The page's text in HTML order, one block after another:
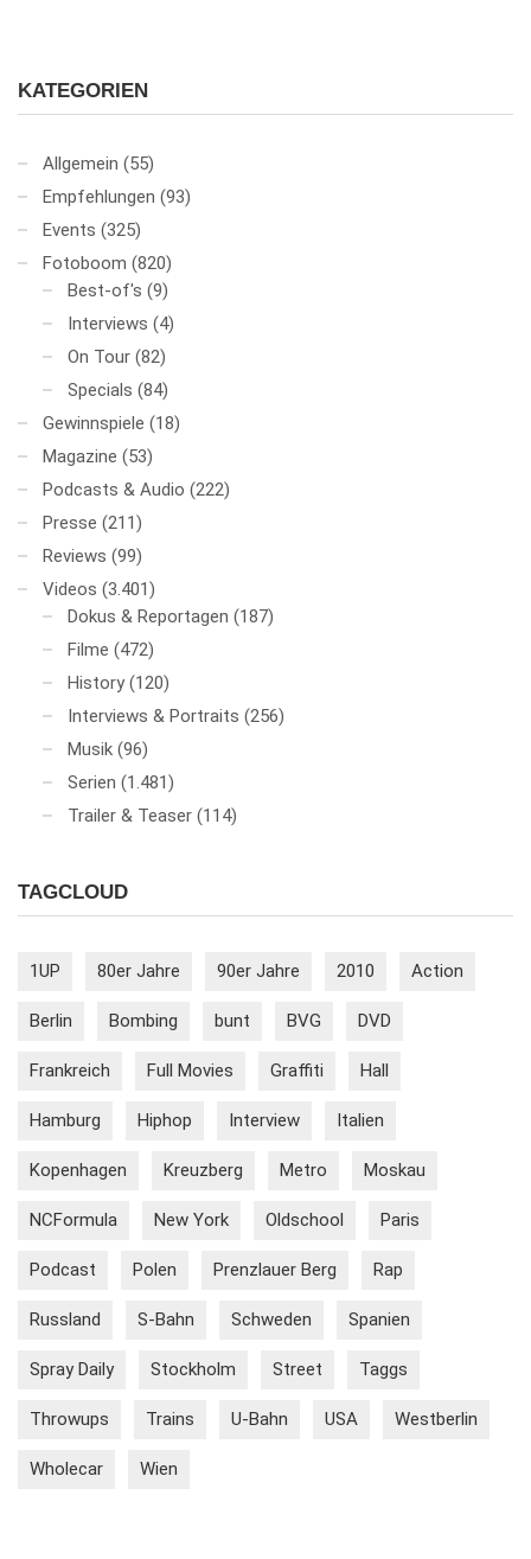
KATEGORIEN
Allgemein (55)
Empfehlungen (93)
Events (325)
Fotoboom (820)
Best-of's (9)
Interviews (4)
On Tour (82)
Specials (84)
Gewinnspiele (18)
Magazine (53)
Podcasts & Audio (222)
Presse (211)
Reviews (99)
Videos (3.401)
Dokus & Reportagen (187)
Filme (472)
History (120)
Interviews & Portraits (256)
Musik (96)
Serien (1.481)
Trailer & Teaser (114)
TAGCLOUD
1UP 80er Jahre 90er Jahre 2010 Action
Berlin Bombing bunt BVG DVD
Frankreich Full Movies Graffiti Hall
Hamburg Hiphop Interview Italien
Kopenhagen Kreuzberg Metro Moskau
NCFormula New York Oldschool Paris
Podcast Polen Prenzlauer Berg Rap
Russland S-Bahn Schweden Spanien
Spray Daily Stockholm Street Taggs
Throwups Trains U-Bahn USA Westberlin
Wholecar Wien